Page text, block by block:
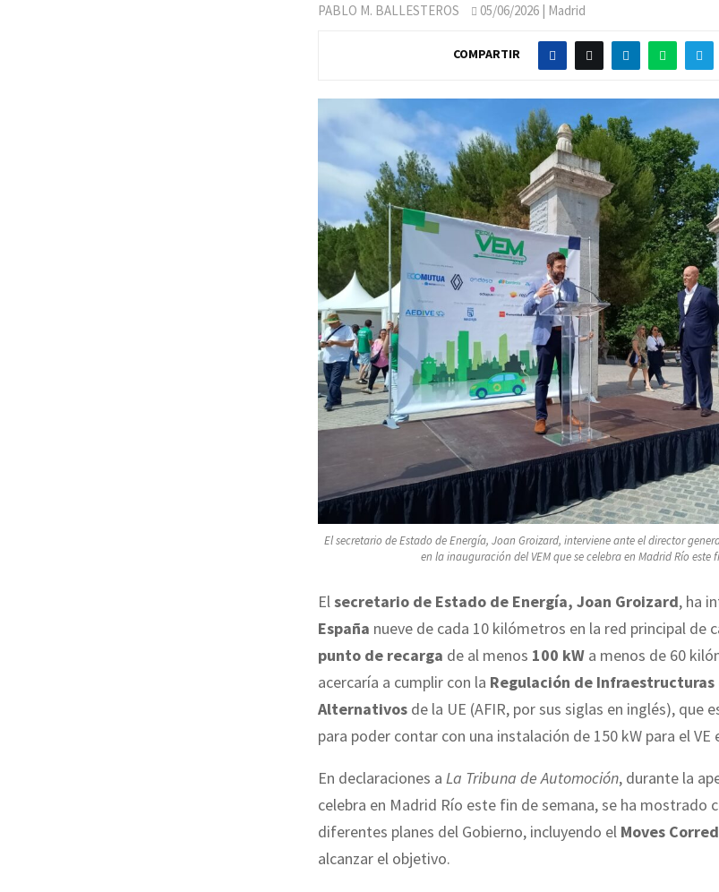
PABLO M. BALLESTEROS 05/06/2026 | Madrid
COMPARTIR
El secretario de Estado de Energía, Joan Groizard, interviene ante el director
en la inauguración del VEM que se celebra en Madrid Río este
Elsecretario de Estado de Energía, Joan Groizard, ha
España nueve de cada 10 kilómetros en la red principal de
punto de recarga de al menos 100 kW a menos de 60
acercaría a cumplir con la Regulación de
Alternativos de la UE (AFIR, por sus siglas en inglés), que
para poder contar con una instalación de 150 kW para el VE
En declaraciones a La Tribuna de Automoción, durante la
celebra en Madrid Río este fin de semana, se ha mostrado
diferentes planes del Gobierno, incluyendo el Moves
alcanzar el objetivo.